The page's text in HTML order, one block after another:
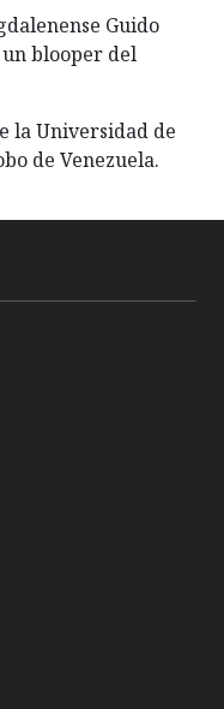
Guido
blooper del
la Universidad de
de Venezuela.